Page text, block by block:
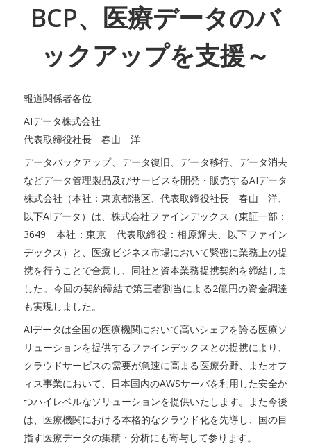
BCP、医療データのバ
ックアップを支援～
報道関係者各位
AIデータ株式会社
代表取締役社長 春山 洋
データバックアップ、データ復旧、データ移行、データ消去
などデータ管理製品及びサービスを開発・販売するAIデータ
株式会社（本社：東京都港区、代表取締役社長 春山 洋、
以下AIデータ）は、株式会社ファインデックス（東証一部：
3649 本社：東京 代表取締役：相原輝夫、以下ファイン
デックス）と、医療ビジネス市場において緊密に業務上の提
携を行うことで合意し、同社と資本業務提携契約を締結しま
した。今回の契約締結で第三者割当による2億円の資金調達
も実現しました。
AIデータは全国の医療機関において高いシェアを誇る医療ソ
リューションを提供するファインデックスとの提携により、
クラウドサービスの需要が急速に高まる医療分野、またオフ
ィス事業において、日本国内のAWSサーバを利用した安全か
つハイレベルなソリューションを提供いたします。また今後
は、医療機関における本格的なクラウド化を先導し、国の目
指す医療データの集積・分析にも寄与して参ります。